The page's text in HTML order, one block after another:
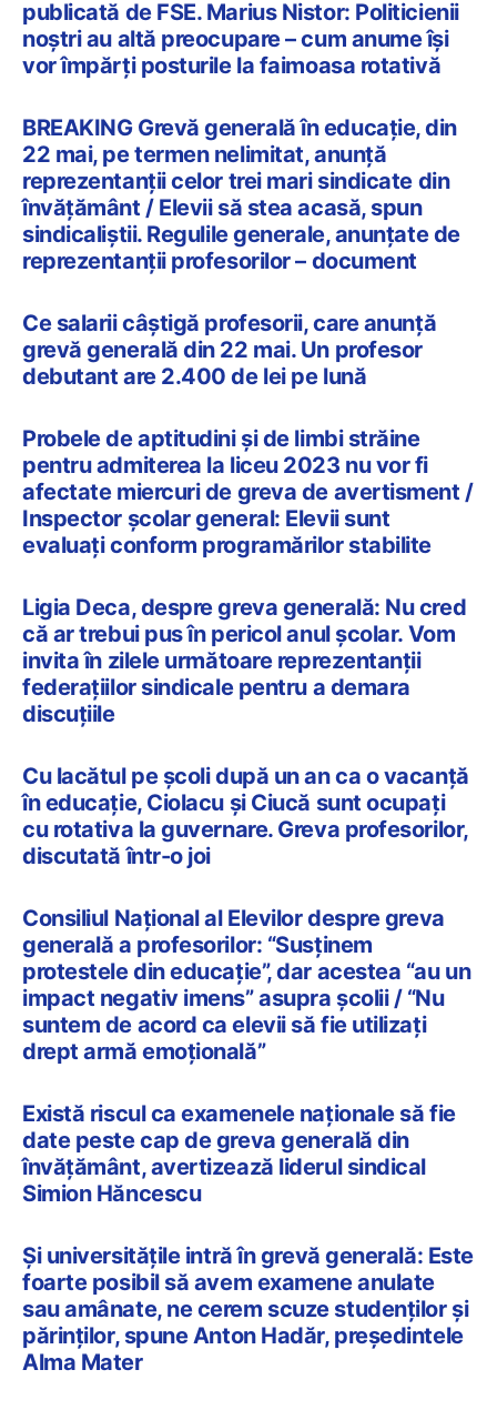
publicată de FSE. Marius Nistor: Politicienii
noștri au altă preocupare – cum anume își
vor împărți posturile la faimoasa rotativă
BREAKING Grevă generală în educație, din
22 mai, pe termen nelimitat, anunță
reprezentanții celor trei mari sindicate din
învățământ / Elevii să stea acasă, spun
sindicaliștii. Regulile generale, anunțate de
reprezentanții profesorilor – document
Ce salarii câștigă profesorii, care anunță
grevă generală din 22 mai. Un profesor
debutant are 2.400 de lei pe lună
Probele de aptitudini și de limbi străine
pentru admiterea la liceu 2023 nu vor fi
afectate miercuri de greva de avertisment /
Inspector școlar general: Elevii sunt
evaluați conform programărilor stabilite
Ligia Deca, despre greva generală: Nu cred
că ar trebui pus în pericol anul școlar. Vom
invita în zilele următoare reprezentanții
federațiilor sindicale pentru a demara
discuțiile
Cu lacătul pe școli după un an ca o vacanță
în educație, Ciolacu și Ciucă sunt ocupați
cu rotativa la guvernare. Greva profesorilor,
discutată într-o joi
Consiliul Național al Elevilor despre greva
generală a profesorilor: “Susținem
protestele din educație”, dar acestea “au un
impact negativ imens” asupra școlii / “Nu
suntem de acord ca elevii să fie utilizați
drept armă emoțională”
Există riscul ca examenele naționale să fie
date peste cap de greva generală din
învățământ, avertizează liderul sindical
Simion Hăncescu
Și universitățile intră în grevă generală: Este
foarte posibil să avem examene anulate
sau amânate, ne cerem scuze studenților și
părinților, spune Anton Hadăr, președintele
Alma Mater